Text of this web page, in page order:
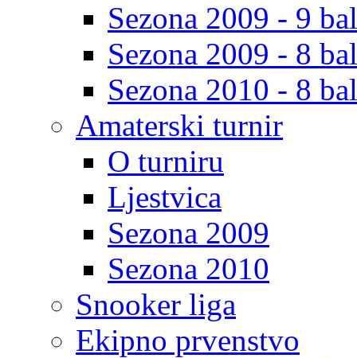
Sezona 2009 - 9
Sezona 2009 - 8
Sezona 2010 - 8
Amaterski turnir
O turniru
Ljestvica
Sezona 2009
Sezona 2010
Snooker liga
Ekipno prvenstvo